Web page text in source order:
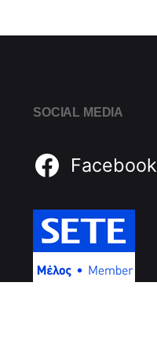
SOCIAL MEDIA
Facebook